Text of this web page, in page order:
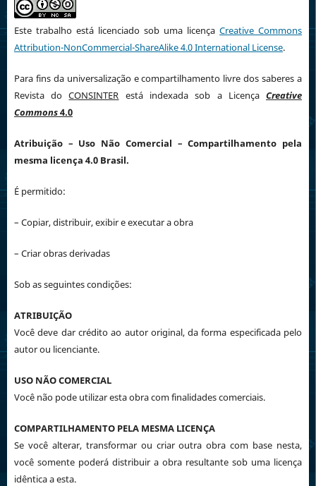
Este trabalho está licenciado sob uma licençaCreative Commons
Attribution-NonCommercial-ShareAlike 4.0 International License.
Para fins da universalização e compartilhamento livre dos saberes a
Revista doCONSINTER está indexada sob a LicençaCreative
Commons4.0
Atribuição – Uso Não Comercial – Compartilhamento pela
mesma licença 4.0 Brasil.
É permitido:
– Copiar, distribuir, exibir e executar a obra
– Criar obras derivadas
Sob as seguintes condições:
ATRIBUIÇÃO
Você deve dar crédito ao autor original, da forma especificada pelo
autor ou licenciante.
USO NÃO COMERCIAL
Você não pode utilizar esta obra com finalidades comerciais.
COMPARTILHAMENTO PELA MESMA LICENÇA
Se você alterar, transformar ou criar outra obra com base nesta,
você somente poderá distribuir a obra resultante sob uma licença
idêntica a esta.